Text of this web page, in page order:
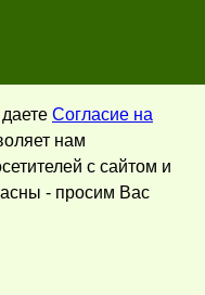
Согласие на
нам
с сайтом и
- просим Вас